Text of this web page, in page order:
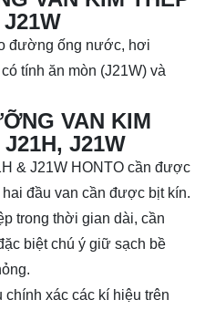
đường ống nước, hơi
tính ăn mòn (J21W) và
VAN KIM
J21W
& J21W HONTO cần được
đầu van cần được bịt kín.
trong thời gian dài, cần
biệt chú ý giữ sạch bề
xác các kí hiệu trên